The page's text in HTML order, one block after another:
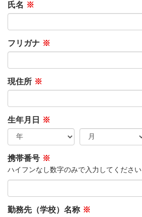
氏名 ※
フリガナ ※
現住所 ※
生年月日 ※
携帯番号 ※
ハイフンなし数字のみで入力してください
勤務先（学校）名称 ※